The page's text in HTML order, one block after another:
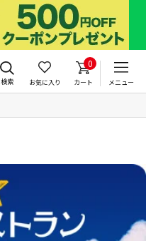
検索 お気に入り
0
カート メニュー